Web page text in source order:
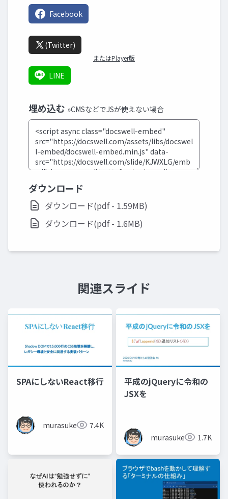
Facebook
(Twitter)
またはPlayer版
LINE
埋め込む »CMSなどでJSが使えない場合
ダウンロード
ダウンロード(pdf - 1.59MB)
ダウンロード(pdf - 1.6MB)
関連スライド
SPAにしないReact移行
murasuke 7.4K
平成のjQueryに令和の
JSXを
murasuke 1.7K